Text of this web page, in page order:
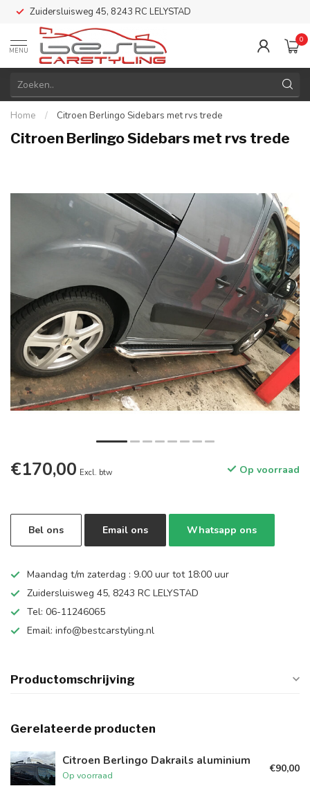
Zuidersluisweg 45, 8243 RC LELYSTAD
MENU
0
Home / Citroen Berlingo Sidebars met rvs trede
Citroen Berlingo Sidebars met rvs trede
€170,00 Excl. btw Op voorraad
Bel ons Email ons Whatsapp ons
Maandag t/m zaterdag : 9.00 uur tot 18:00 uur
Zuidersluisweg 45, 8243 RC LELYSTAD
Tel: 06-11246065
Email: info@bestcarstyling.nl
Productomschrijving
Gerelateerde producten
Citroen Berlingo Dakrails aluminium
Op voorraad
€90,00